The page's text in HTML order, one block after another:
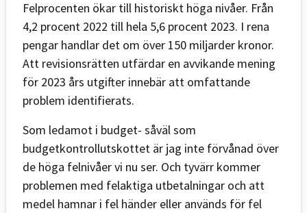
Felprocenten ökar till historiskt höga nivåer. Från
4,2 procent 2022 till hela 5,6 procent 2023. I rena
pengar handlar det om över 150 miljarder kronor.
Att revisionsrätten utfärdar en avvikande mening
för 2023 års utgifter innebär att omfattande
problem identifierats.
Som ledamot i budget- såväl som
budgetkontrollutskottet är jag inte förvånad över
de höga felnivåer vi nu ser. Och tyvärr kommer
problemen med felaktiga utbetalningar och att
medel hamnar i fel händer eller används för fel